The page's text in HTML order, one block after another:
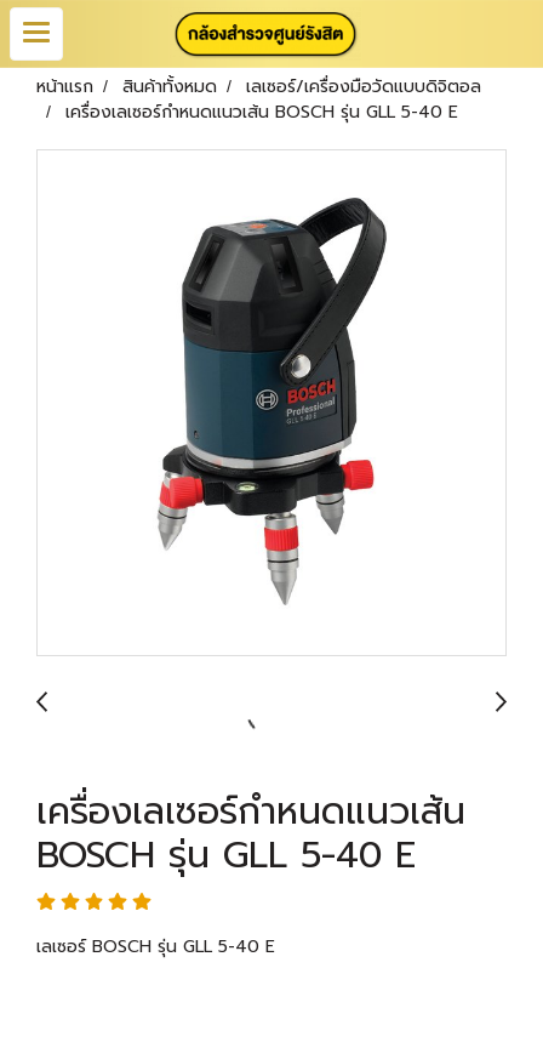
หน้าแรก สินค้าทั้งหมด
เลเซอร์/เครื่องมือวัดแบบดิจิตอล
เครื่องเลเซอร์กำหนดแนวเส้น BOSCH รุ่น GLL 5-40 E
เครื่องเลเซอร์กำหนดแนวเส้น
BOSCH รุ่น GLL 5-40 E
เลเซอร์ BOSCH รุ่น GLL 5-40 E